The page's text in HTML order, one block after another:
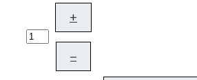
+
–